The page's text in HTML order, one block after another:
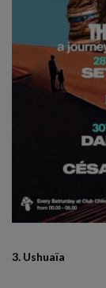
3. Ushuaïa